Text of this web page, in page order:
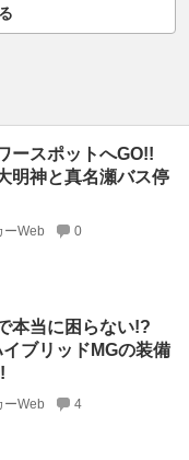
ースポットへGO!!
明神と真名瀬バス停
ーWeb 0
本当に困らない!?
ブリッドMGの装備
ーWeb 4